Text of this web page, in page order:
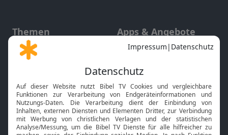
Themen
Gott und Bibel erklärt
Neuigkeiten
Apps & Angebote
Mobile App
Smart TV
HbbTV
Bibelthek Online-Bibel
Nächster Gottesdienst